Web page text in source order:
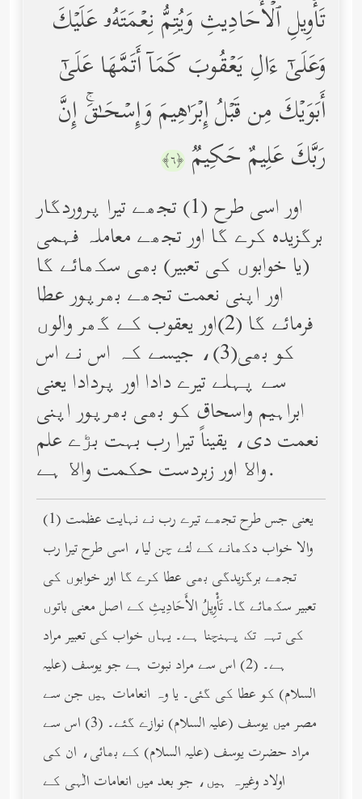
تَأۡوِیلِ ٱلۡأَحَادِیثِ وَیُتِمُّ نِعۡمَتَهُۥ عَلَیۡكَ
وَعَلَىٰۤ ءَالِ یَعۡقُوبَ كَمَاۤ أَتَمَّهَا عَلَىٰۤ
أَبَوَیۡكَ مِن قَبۡلُ إِبۡرَ ٰ⁠هِیمَ وَإِسۡحَـٰقَۚ إِنَّ
رَبَّكَ عَلِیمٌ حَكِیمࣱ ﴿٦﴾
اور اسی طرح (1) تجھے تیرا پروردگار
برگزیده کرے گا اور تجھے معاملہ فہمی
(یا خوابوں کی تعبیر) بھی سکھائے گا
اور اپنی نعمت تجھے بھرپور عطا
فرمائے گا (2)اور یعقوب کے گھر والوں
کو بھی(3)، جیسے کہ اس نے اس
سے پہلے تیرے دادا اور پردادا یعنی
ابراہیم واسحاق کو بھی بھرپور اپنی
نعمت دی، یقیناً تیرا رب بہت بڑے علم
واﻻ اور زبردست حکمت واﻻ ہے.
(1) یعنی جس طرح تجھے تیرے رب نے نہایت عظمت
والا خواب دکھانے کے لئے چن لیا، اسی طرح تیرا رب
تجھے برگزیدگی بھی عطا کرے گا اور خوابوں کی
تعبیر سکھائے گا۔ تَأْوِيلُ الأَحَادِيثِ کے اصل معنی باتوں
کی تہہ تک پہنچنا ہے۔ یہاں خواب کی تعبیر مراد
ہے۔ (2) اس سے مراد نبوت ہے جو یوسف (عليه
السلام) کو عطا کی گئی۔ یا وہ انعامات ہیں جن سے
مصر میں یوسف (عليه السلام) نوازے گئے۔ (3) اس سے
مراد حضرت یوسف (عليه السلام) کے بھائی، ان کی
اولاد وغیرہ ہیں، جو بعد میں انعامات الٰہی کے